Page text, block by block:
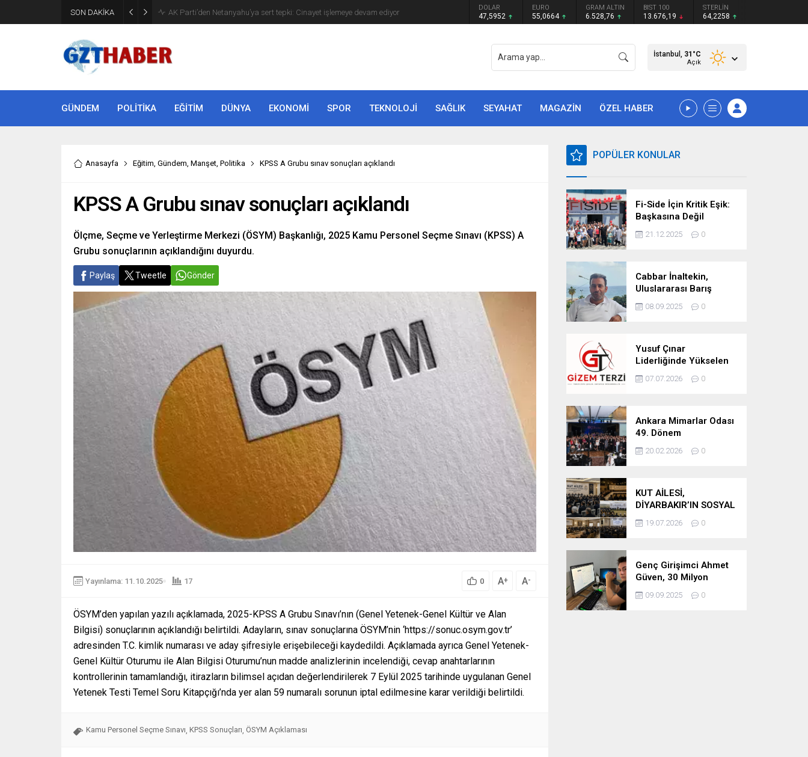
SON DAKİKA
Son Dakika: Etimesgut Belediye Başkanı Erdal Beşikçioğlu görevden
uzaklaştırıldı
DOLAR
47,5952
EURO
55,0664
GRAM ALTIN
6.528,76
BIST 100
13.676,19
STERLİN
64,2258
İstanbul, 31 °C
Açık
GÜNDEM POLİTİKA EĞİTİM DÜNYA EKONOMİ SPOR TEKNOLOJİ SAĞLIK SEYAHAT MAGAZİN ÖZEL HABER
Anasayfa Eğitim, Gündem, Manşet, Politika KPSS A Grubu sınav sonuçları açıklandı
KPSS A Grubu sınav sonuçları açıklandı
Ölçme, Seçme ve Yerleştirme Merkezi (ÖSYM) Başkanlığı, 2025 Kamu Personel Seçme Sınavı (KPSS) A
Grubu sonuçlarının açıklandığını duyurdu.
Paylaş Tweetle Gönder
Yayınlama: 11.10.2025 17 0 A+ A-
ÖSYM’den yapılan yazılı açıklamada, 2025-KPSS A Grubu Sınavı’nın (Genel Yetenek-Genel Kültür ve Alan
Bilgisi) sonuçlarının açıklandığı belirtildi. Adayların, sınav sonuçlarına ÖSYM’nin ‘https://sonuc.osym.gov.tr’
adresinden T.C. kimlik numarası ve aday şifresiyle erişebileceği kaydedildi. Açıklamada ayrıca Genel Yetenek-
Genel Kültür Oturumu ile Alan Bilgisi Oturumu’nun madde analizlerinin incelendiği, cevap anahtarlarının
kontrollerinin tamamlandığı, itirazların bilimsel açıdan değerlendirilerek 7 Eylül 2025 tarihinde uygulanan Genel
Yetenek Testi Temel Soru Kitapçığı’nda yer alan 59 numaralı sorunun iptal edilmesine karar verildiği belirtildi.
Kamu Personel Seçme Sınavı, KPSS Sonuçları, ÖSYM Açıklaması
POPÜLER KONULAR
Fi-Side İçin Kritik Eşik:
Başkasına Değil
Kendimize Güvenme
Zamanı
21.12.2025 0
Cabbar İnaltekin,
Uluslararası Barış
Hareketi Silifke İlçe
Başkanlığı’na Atandı
08.09.2025 0
Yusuf Çınar
Liderliğinde Yükselen
Marka: Gizem Terzi’de
Kalite Standartları
07.07.2026 0
Ankara Mimarlar Odası
49. Dönem
Seçimlerinde Turuncu
Liste Güven Tazeledi
20.02.2026 0
KUT AİLESİ,
DİYARBAKIR’IN SOSYAL
YAPISINDA GÜÇLÜ
YERİNİ KORUYOR
19.07.2026 0
Genç Girişimci Ahmet
Güven, 30 Milyon
Etkileşimin Ardındaki
İsim!
09.09.2025 0